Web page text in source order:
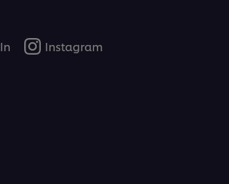
Instagram